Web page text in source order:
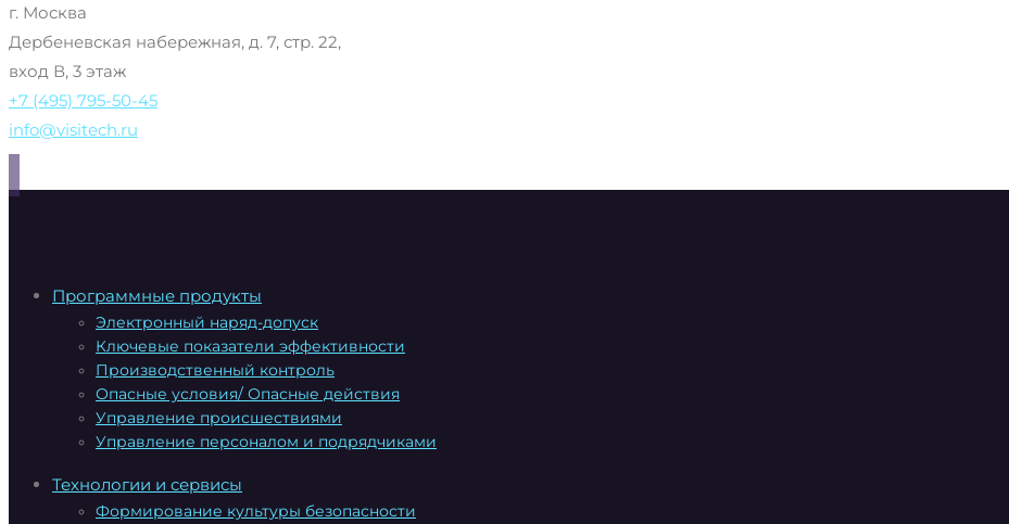
г. Москва
Дербеневская набережная, д. 7, стр. 22,
вход В, 3 этаж
+7 (495) 795-50-45
info@visitech.ru
Программные продукты
Электронный наряд-допуск
Ключевые показатели эффективности
Производственный контроль
Опасные условия/ Опасные действия
Управление происшествиями
Управление персоналом и подрядчиками
Технологии и сервисы
Формирование культуры безопасности